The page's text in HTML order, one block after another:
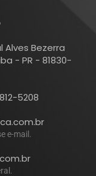
Alves Bezerra
- PR - 81830-
5208
e-mail.